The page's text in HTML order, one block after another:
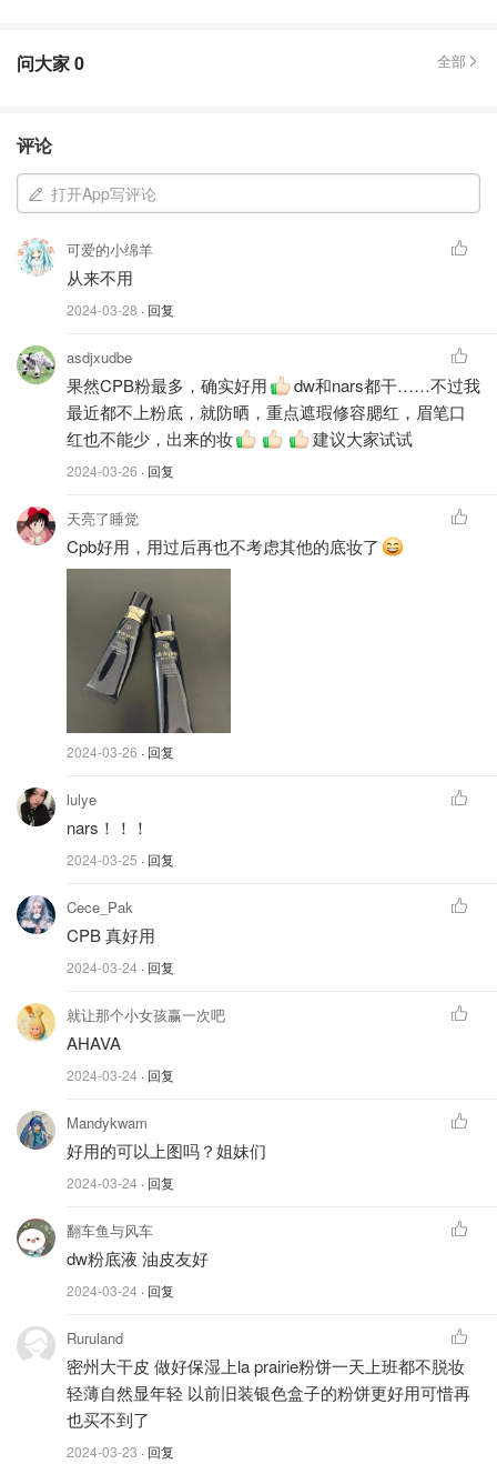
问大家0 全部
评论
打开App写评论
可爱的小绵羊
从来不用
2024-03-28 · 回复
asdjxudbe
果然CPB粉最多，确实好用
dw和nars都干……不过我
最近都不上粉底，就防晒，重点遮瑕修容腮红，眉笔口
红也不能少，出来的妆
建议大家试试
2024-03-26 · 回复
天亮了睡觉
Cpb好用，用过后再也不考虑其他的底妆了
2024-03-26 · 回复
lulye
nars！！！
2024-03-25 · 回复
Cece_Pak
CPB 真好用
2024-03-24 · 回复
就让那个小女孩赢一次吧
AHAVA
2024-03-24 · 回复
Mandykwam
好用的可以上图吗？姐妹们
2024-03-24 · 回复
翻车鱼与风车
dw粉底液 油皮友好
2024-03-24 · 回复
Ruruland
密州大干皮 做好保湿上la prairie粉饼一天上班都不脱妆
轻薄自然显年轻 以前旧装银色盒子的粉饼更好用可惜再
也买不到了
2024-03-23 · 回复